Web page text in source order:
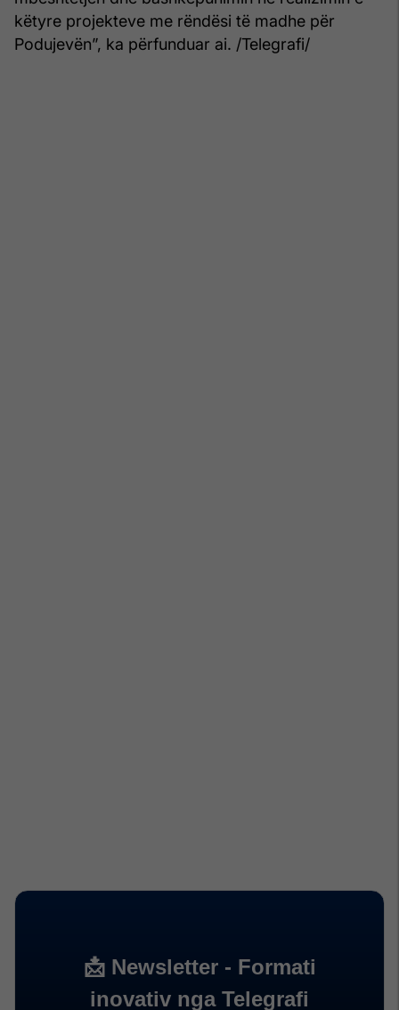
këtyre projekteve me rëndësi të madhe për
Podujevën”, ka përfunduar ai. /Telegrafi/